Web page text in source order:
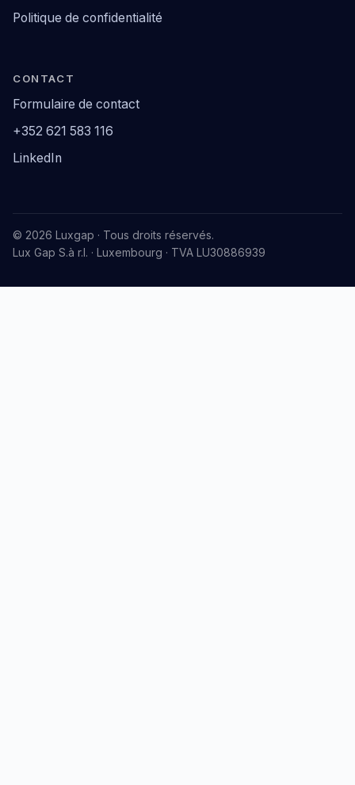
Politique de confidentialité
CONTACT
Formulaire de contact
+352 621 583 116
LinkedIn
© 2026 Luxgap · Tous droits réservés.
Lux Gap S.à r.l. · Luxembourg · TVA LU30886939